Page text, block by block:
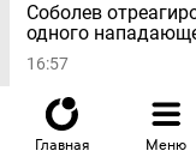
Главная Меню
Соболев
одного
16:57
Стали известны
«Локомотив» –